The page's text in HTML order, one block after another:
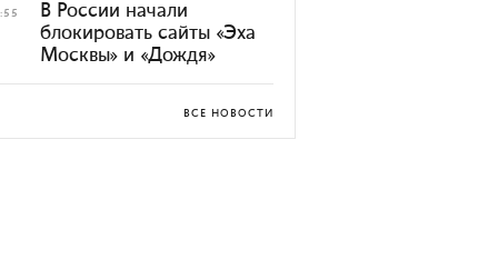
В России начали
блокировать сайты «Эха
Москвы» и «Дождя»
ВСЕ НОВОСТИ